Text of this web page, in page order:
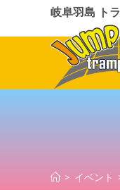
岐阜羽島 ト
> イベント